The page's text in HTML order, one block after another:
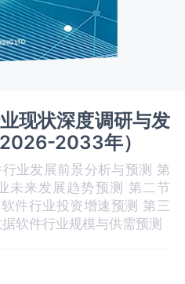
现状深度调研与发
2033年）
业发展前景分析与预测 第
未来发展趋势预测 第二节
件行业投资增速预测 第三
软件‌‌‌行业规模与供需预测